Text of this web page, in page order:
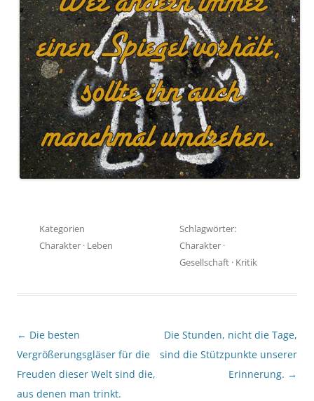
Kategorien
Charakter · Leben
Schlagwörter:
Charakter ·
Gesellschaft · Kritik
Beitragsnavigation
← Die besten
Vergrößerungsgläser für die
Freuden dieser Welt sind die,
aus denen man trinkt.
Die Stunden, nicht die Tage,
sind die Stützpunkte unserer
Erinnerung. →